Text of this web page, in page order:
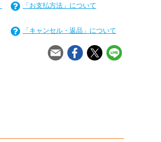
「お支払方法」について
「キャンセル・返品」について